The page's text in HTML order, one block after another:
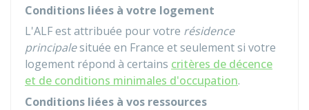
Conditions liées à votre logement
L'ALF est attribuée pour votre résidence
principalesituée en France et seulement si votre
logement répond à certains critères de décence
et de conditions minimales d'occupation.
Conditions liées à vos ressources